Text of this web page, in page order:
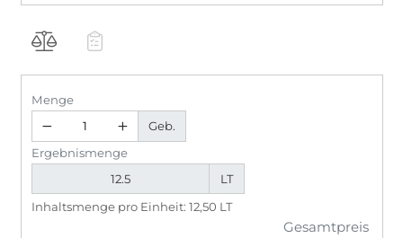
Menge
Geb.
Ergebnismenge
LT
Inhaltsmenge pro Einheit: 12,50 LT
Gesamtpreis